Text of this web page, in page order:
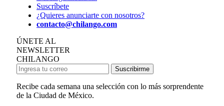
Suscríbete
¿Quieres anunciarte con nosotros?
contacto@chilango.com
ÚNETE AL
NEWSLETTER
CHILANGO
Suscribirme
Recibe cada semana una selección con lo más sorprendente
de la Ciudad de México.